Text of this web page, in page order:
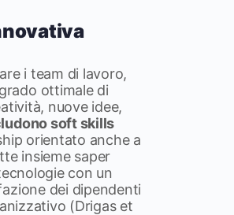
i team di lavoro,
ottimale di
nuove idee,
soft skills
orientato anche a
insieme saper
con un
dei dipendenti
(Drigas et